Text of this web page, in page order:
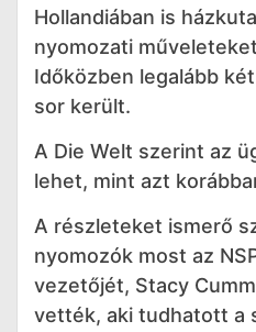
Hollandiában is
nyomozati
Időközben legalább
sor került.
A Die Welt szerint az
lehet, mint azt
A részleteket ismerő
nyomozók most az
vezetőjét, Stacy
vették, aki tudhatott a